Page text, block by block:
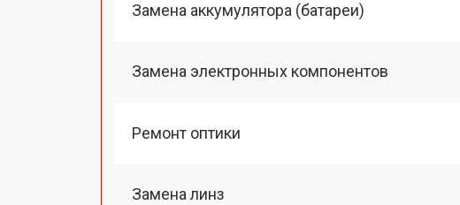
Замена аккумулятора (батареи)
Замена электронных компонентов
Ремонт оптики
Замена линз